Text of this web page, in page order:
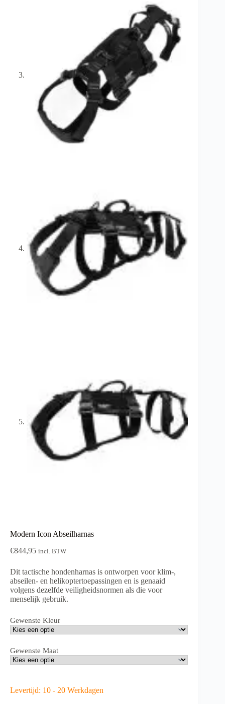
Modern Icon Abseilharnas
€844,95 incl. BTW
Dit tactische hondenharnas is ontworpen voor klim-,
abseilen- en helikoptertoepassingen en is genaaid
volgens dezelfde veiligheidsnormen als die voor
menselijk gebruik.
Gewenste Kleur
Gewenste Maat
Levertijd: 10 - 20 Werkdagen